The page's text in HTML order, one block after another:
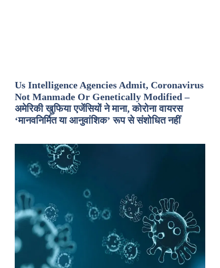
Us Intelligence Agencies Admit, Coronavirus
Not Manmade Or Genetically Modified –
अमेरिकी खुफिया एजेंसियों ने माना, कोरोना वायरस
‘मानवनिर्मित या आनुवांशिक’ रूप से संशोधित नहीं